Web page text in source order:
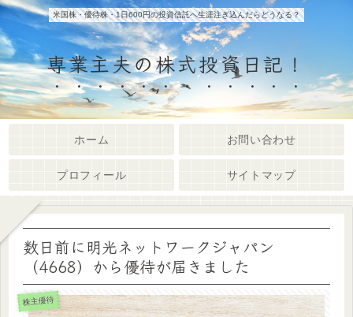
米国株・優待株・1日600円の投資信託へ生涯注ぎ込んだらどうなる？
専業主夫の株式投資日記！
ホーム お問い合わせ
プロフィール サイトマップ
数日前に明光ネットワークジャパン
（4668）から優待が届きました
株主優待